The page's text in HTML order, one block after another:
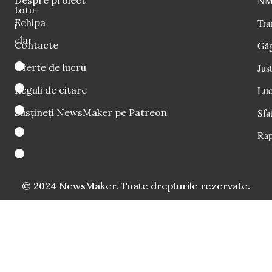
totu-
i
clar
Echipa
Contacte
Oferte de lucru
Reguli de citare
Susțineți NewsMaker pe Patreon
© 2024 NewsMaker. Toate drepturile rezervate.